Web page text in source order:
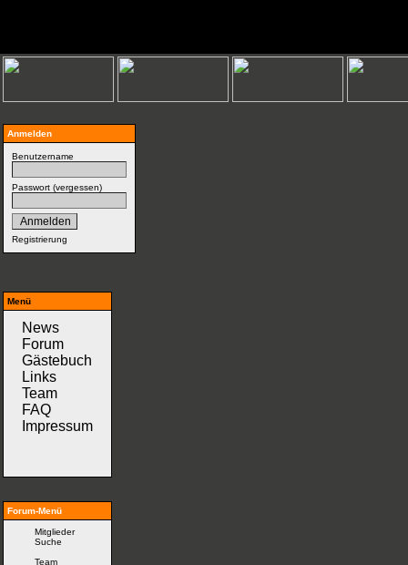
Anmelden
Benutzername
Passwort (vergessen)
Registrierung
Menü
News
Forum
Gästebuch
Links
Team
FAQ
Impressum
Forum-Menü
Mitglieder
Suche
Team